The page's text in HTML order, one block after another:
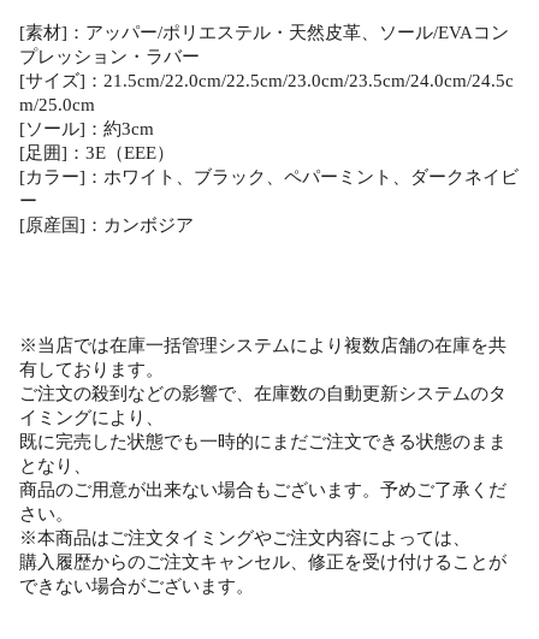
[素材]：アッパー/ポリエステル・天然皮革、ソール/EVAコン
プレッション・ラバー
[サイズ]：21.5cm/22.0cm/22.5cm/23.0cm/23.5cm/24.0cm/24.5c
m/25.0cm
[ソール]：約3cm
[足囲]：3E（EEE）
[カラー]：ホワイト、ブラック、ペパーミント、ダークネイビ
ー
[原産国]：カンボジア
※当店では在庫一括管理システムにより複数店舗の在庫を共
有しております。
ご注文の殺到などの影響で、在庫数の自動更新システムのタ
イミングにより、
既に完売した状態でも一時的にまだご注文できる状態のまま
となり、
商品のご用意が出来ない場合もございます。予めご了承くだ
さい。
※本商品はご注文タイミングやご注文内容によっては、
購入履歴からのご注文キャンセル、修正を受け付けることが
できない場合がございます。